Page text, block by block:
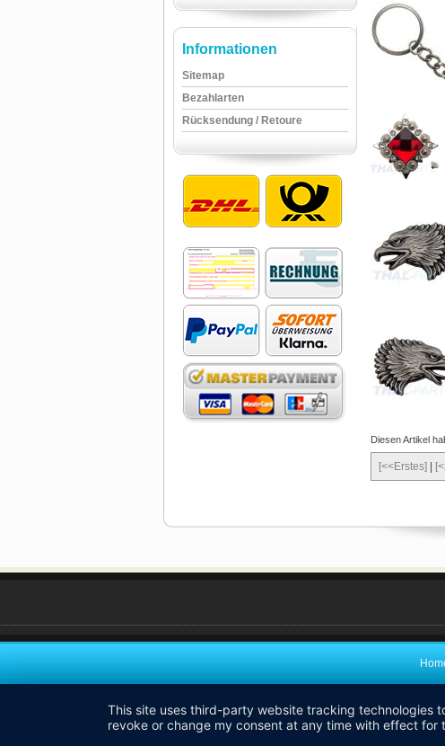
Informationen
Sitemap
Bezahlarten
Rücksendung / Retoure
Diesen Artikel
[<<Erstes]
This site uses third-party website tracking technologies
revoke or change my consent at any time with effect for